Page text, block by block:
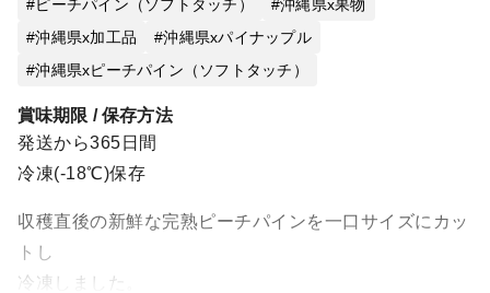
ピーチパイン（ソフトタッチ）
沖縄県x果物
沖縄県x加工品
沖縄県xパイナップル
沖縄県xピーチパイン（ソフトタッチ）
賞味期限 / 保存方法
発送から365日間
冷凍(-18℃)保存
収穫直後の新鮮な完熟ピーチパインを一口サイズにカッ
トし
冷凍しました。